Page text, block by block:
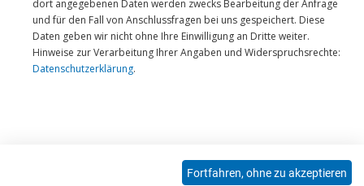
Fortfahren, ohne zu akzeptieren